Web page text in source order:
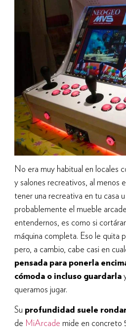
No era muy habitual en locales
y salones recreativos, al menos
tener una recreativa en tu casa
probablemente el mueble
entendernos, es como si
máquina completa. Eso le quita
pero, a cambio, cabe casi en
pensada para ponerla
cómoda o incluso guardarla
queramos jugar.
Su profundidad suele
de MiArcade mide en concreto